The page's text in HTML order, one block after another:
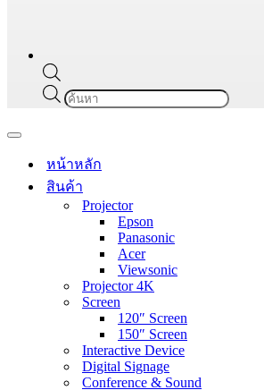
Products
search
Navigation
หน้าหลัก
สินค้า
Projector
Epson
Panasonic
Acer
Viewsonic
Projector 4K
Screen
120″ Screen
150″ Screen
Interactive Device
Digital Signage
Conference & Sound